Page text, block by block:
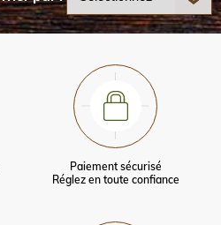
Paiement sécurisé
Réglez en toute confiance